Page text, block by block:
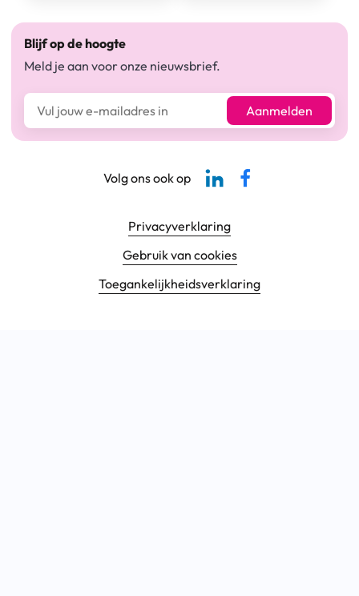
Blijf op de hoogte
Meld je aan voor onze nieuwsbrief.
E-mailadres* Aanmelden
Footer navigatie
Privacyverklaring
Gebruik van cookies
Toegankelijkheids­verklaring
Volg ons ook op
Linkedin-pagina SBCM
Facebook SBCM